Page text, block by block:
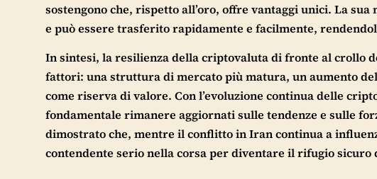
sostengono che, rispetto all’oro, offre vantaggi unici. La
e può essere trasferito rapidamente e facilmente,
In sintesi, la resilienza della criptovaluta di fronte al crollo
fattori: una struttura di mercato più matura, un aumento
come riserva di valore. Con l’evoluzione continua delle
fondamentale rimanere aggiornati sulle tendenze e sulle
dimostrato che, mentre il conflitto in Iran continua a
contendente serio nella corsa per diventare il rifugio sicuro